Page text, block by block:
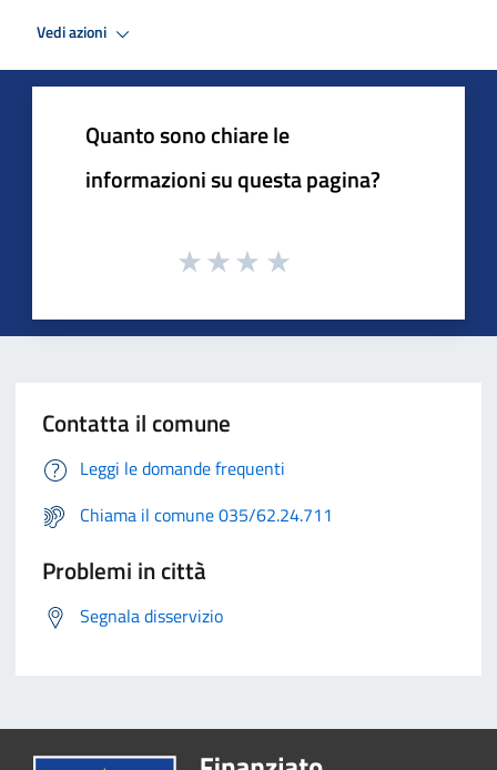
Vedi azioni
Quanto sono chiare le
informazioni su questa pagina?
Contatta il comune
Leggi le domande frequenti
Chiama il comune 035/62.24.711
Problemi in città
Segnala disservizio